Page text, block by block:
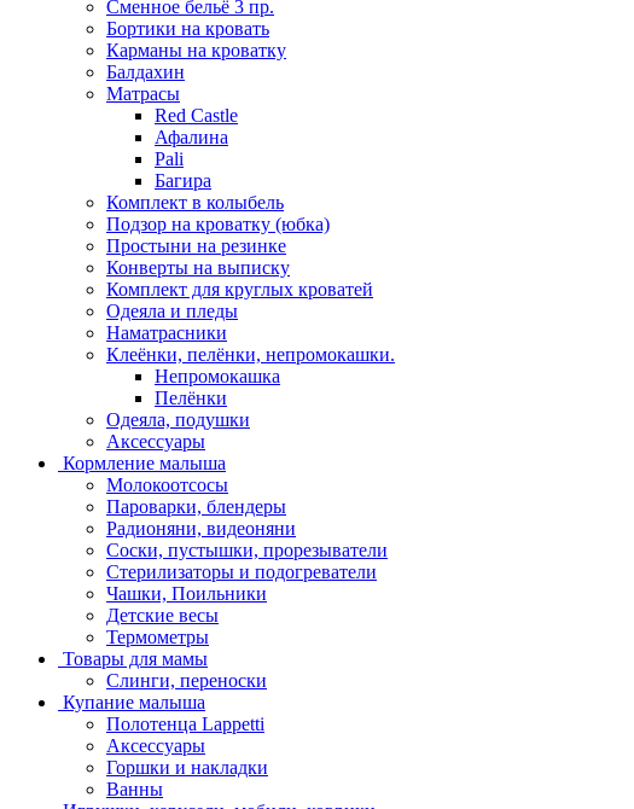
Сменное бельё 3 пр.
Бортики на кровать
Карманы на кроватку
Балдахин
Матрасы
Red Castle
Афалина
Pali
Багира
Комплект в колыбель
Подзор на кроватку (юбка)
Простыни на резинке
Конверты на выписку
Комплект для круглых кроватей
Одеяла и пледы
Наматрасники
Клеёнки, пелёнки, непромокашки.
Непромокашка
Пелёнки
Одеяла, подушки
Аксессуары
Кормление малыша
Молокоотсосы
Пароварки, блендеры
Радионяни, видеоняни
Соски, пустышки, прорезыватели
Стерилизаторы и подогреватели
Чашки, Поильники
Детские весы
Термометры
Товары для мамы
Слинги, переноски
Купание малыша
Полотенца Lappetti
Аксессуары
Горшки и накладки
Ванны